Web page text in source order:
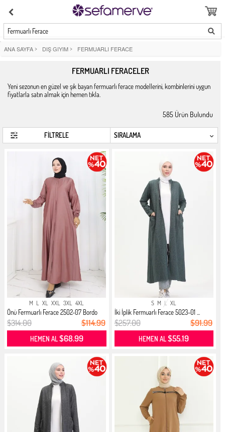
Fermuarlı Ferace
ANA SAYFA > DIŞ GIYIM > FERMUARLI FERACE
FERMUARLI FERACELER
Yeni sezonun en güzel ve şık bayan fermuarlı ferace modellerini, kombinlerini uygun
fiyatlarla satın almak için hemen tıkla.
585 Ürün Bulundu
FİLTRELE
M L XL XXL 3XL 4XL
Önü Fermuarlı Ferace 2502-07 Bordo
$314.00 $114.99
HEMEN AL$68.99
S M L XL
İki İplik Fermuarlı Ferace 5023-01 ...
$257.00 $91.99
HEMEN AL$55.19